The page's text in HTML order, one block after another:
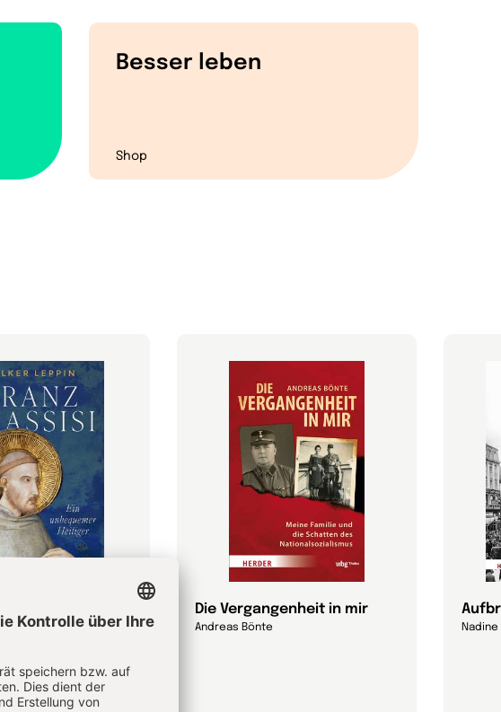
Besser leben
Shop
Die Vergangenheit in mir
Andreas Bönte